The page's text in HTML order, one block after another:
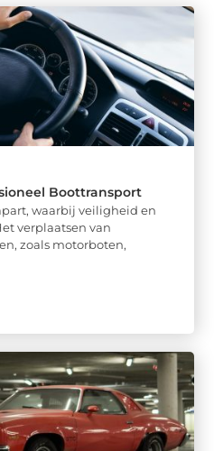
Boottransport
waarbij veiligheid en
verplaatsen van
zoals motorboten,